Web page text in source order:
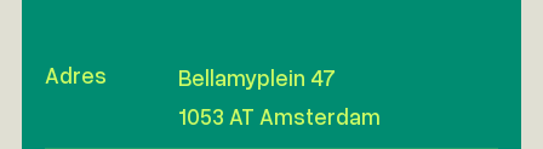
Adres
Bellamyplein 47
1053 AT Amsterdam